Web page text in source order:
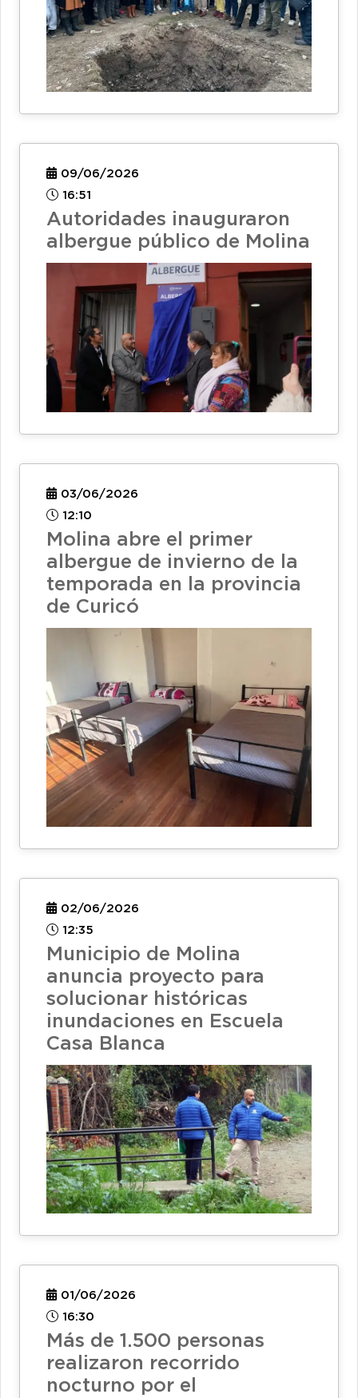
09/06/2026
16:51
Autoridades inauguraron
albergue público de Molina
03/06/2026
12:10
Molina abre el primer
albergue de invierno de la
temporada en la provincia
de Curicó
02/06/2026
12:35
Municipio de Molina
anuncia proyecto para
solucionar históricas
inundaciones en Escuela
Casa Blanca
01/06/2026
16:30
Más de 1.500 personas
realizaron recorrido
nocturno por el